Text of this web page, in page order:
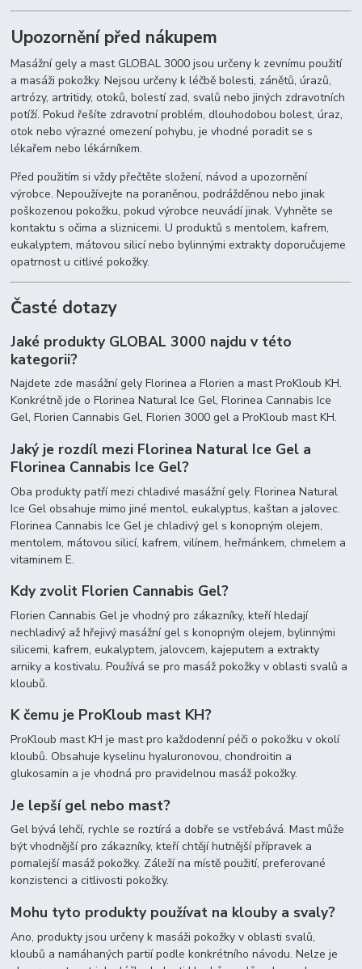
Upozornění před nákupem
Masážní gely a mast GLOBAL 3000 jsou určeny k zevnímu použití
a masáži pokožky. Nejsou určeny k léčbě bolesti, zánětů, úrazů,
artrózy, artritidy, otoků, bolestí zad, svalů nebo jiných zdravotních
potíží. Pokud řešíte zdravotní problém, dlouhodobou bolest, úraz,
otok nebo výrazné omezení pohybu, je vhodné poradit se s
lékařem nebo lékárníkem.
Před použitím si vždy přečtěte složení, návod a upozornění
výrobce. Nepoužívejte na poraněnou, podrážděnou nebo jinak
poškozenou pokožku, pokud výrobce neuvádí jinak. Vyhněte se
kontaktu s očima a sliznicemi. U produktů s mentolem, kafrem,
eukalyptem, mátovou silicí nebo bylinnými extrakty doporučujeme
opatrnost u citlivé pokožky.
Časté dotazy
Jaké produkty GLOBAL 3000 najdu v této
kategorii?
Najdete zde masážní gely Florinea a Florien a mast ProKloub KH.
Konkrétně jde o Florinea Natural Ice Gel, Florinea Cannabis Ice
Gel, Florien Cannabis Gel, Florien 3000 gel a ProKloub mast KH.
Jaký je rozdíl mezi Florinea Natural Ice Gel a
Florinea Cannabis Ice Gel?
Oba produkty patří mezi chladivé masážní gely. Florinea Natural
Ice Gel obsahuje mimo jiné mentol, eukalyptus, kaštan a jalovec.
Florinea Cannabis Ice Gel je chladivý gel s konopným olejem,
mentolem, mátovou silicí, kafrem, vilínem, heřmánkem, chmelem a
vitaminem E.
Kdy zvolit Florien Cannabis Gel?
Florien Cannabis Gel je vhodný pro zákazníky, kteří hledají
nechladivý až hřejivý masážní gel s konopným olejem, bylinnými
silicemi, kafrem, eukalyptem, jalovcem, kajeputem a extrakty
arniky a kostivalu. Používá se pro masáž pokožky v oblasti svalů a
kloubů.
K čemu je ProKloub mast KH?
ProKloub mast KH je mast pro každodenní péči o pokožku v okolí
kloubů. Obsahuje kyselinu hyaluronovou, chondroitin a
glukosamin a je vhodná pro pravidelnou masáž pokožky.
Je lepší gel nebo mast?
Gel bývá lehčí, rychle se roztírá a dobře se vstřebává. Mast může
být vhodnější pro zákazníky, kteří chtějí hutnější přípravek a
pomalejší masáž pokožky. Záleží na místě použití, preferované
konzistenci a citlivosti pokožky.
Mohu tyto produkty používat na klouby a svaly?
Ano, produkty jsou určeny k masáži pokožky v oblasti svalů,
kloubů a namáhaných partií podle konkrétního návodu. Nelze je